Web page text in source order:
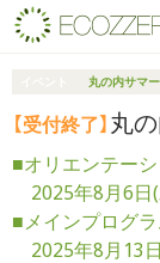
丸の内サマ
【受付終了】 丸
■オリエンテー
2025年8月6日
■メインプログ
2025年8月13